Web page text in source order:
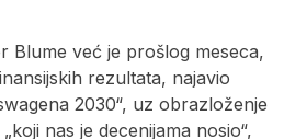
Blume već je prošlog meseca,
rezultata, najavio
2030“, uz obrazloženje
nas je decenijama nosio“,